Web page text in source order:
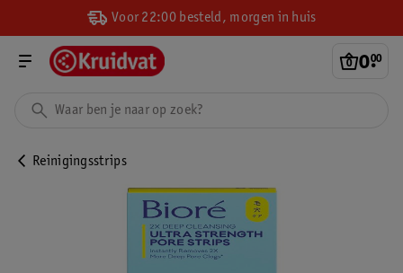
Voor 22:00 besteld, morgen in huis
0.
00
Reinigingsstrips